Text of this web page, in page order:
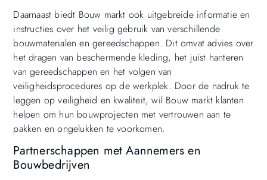
Daarnaast biedt Bouw markt ook uitgebreide informatie en
instructies over het veilig gebruik van verschillende
bouwmaterialen en gereedschappen. Dit omvat advies over
het dragen van beschermende kleding, het juist hanteren
van gereedschappen en het volgen van
veiligheidsprocedures op de werkplek. Door de nadruk te
leggen op veiligheid en kwaliteit, wil Bouw markt klanten
helpen om hun bouwprojecten met vertrouwen aan te
pakken en ongelukken te voorkomen.
Partnerschappen met Aannemers en
Bouwbedrijven